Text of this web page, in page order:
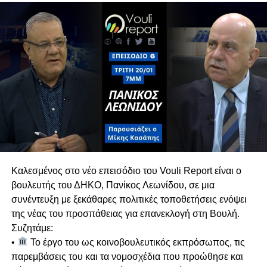
του. Παράλληλα, επανέλαβε πως η σχέση του με
τον τέως Γενικό Ελεγκτή, Οδυσσέα Μιχαηλίδη,
ήταν και παραμένει θεσμική, αποσυνδέοντας την
από τις τρέχουσες πολιτικές διεργασίες.
Πιθανές Συνεργασίες για Διακυβέρνηση
Σε ερώτηση για μετεκλογικές συνεργασίες, ο Γ.Γ.
του ΑΚΕΛ αποκλείει κατηγορηματικά το ΕΛΑΜ,
τονίζοντας ότι πρόκειται για ακροδεξιό κόμμα
με το οποίο υπάρχει βαθύ πολιτικό και
ιδεολογικό χάσμα.
Ομοσπονδία
Αναλύει τις διαχρονικές θέσεις του ΑΚΕΛ στο
Κυπριακό, επαναβεβαιώνοντας τη στήριξη στη
Διζωνική Δικοινοτική Ομοσπονδία. Ασκεί έντονη
κριτική σε όσους απορρίπτουν την
ομοσπονδιακή λύση χωρίς να καταθέτουν
ρεαλιστική εναλλακτική.
Καλεσμένος στο νέο επεισόδιο του Vouli Report είναι ο
βουλευτής του ΔΗΚΟ, Πανίκος Λεωνίδου, σε μια
συνέντευξη με ξεκάθαρες πολιτικές τοποθετήσεις ενόψει
της νέας του προσπάθειας για επανεκλογή στη Βουλή.
Συζητάμε:
•
Το έργο του ως κοινοβουλευτικός εκπρόσωπος, τις
παρεμβάσεις του και τα νομοσχέδια που προώθησε και